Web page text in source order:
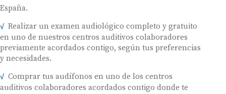
España.
Realizar un examen audiológico completo y gratuito
en uno de nuestros centros auditivos colaboradores
previamente acordados contigo, según tus preferencias
y necesidades.
Comprar tus audífonos en uno de los centros
auditivos colaboradores acordados contigo donde te